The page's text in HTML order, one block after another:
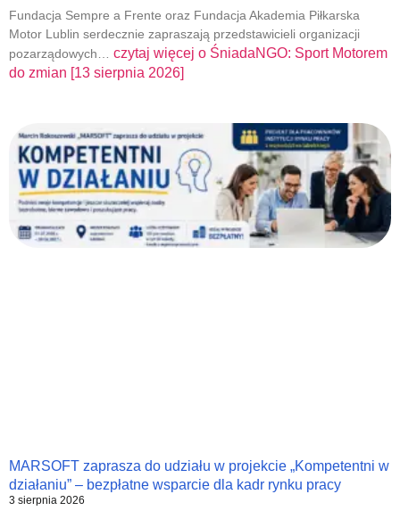
Fundacja Sempre a Frente oraz Fundacja Akademia Piłkarska
Motor Lublin serdecznie zapraszają przedstawicieli organizacji
pozarządowych… czytaj więcej o ŚniadaNGO: Sport Motorem
do zmian [13 sierpnia 2026]
MARSOFT zaprasza do udziału w projekcie „Kompetentni w
działaniu” – bezpłatne wsparcie dla kadr rynku pracy
3 sierpnia 2026